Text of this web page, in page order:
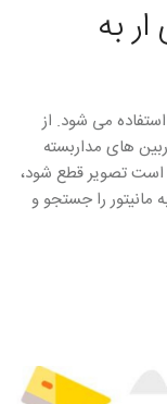
به
استفاده می شود. از
های مداربسته
است تصویر قطع شود،
را جستجو و